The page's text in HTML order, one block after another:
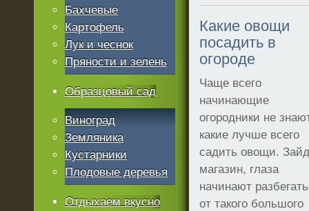
Какие овощи
посадить в
огороде
Чаще всего
начинающие
огородники не
какие лучше всего
садить овощи.
магазин, глаза
начинают
от такого большого
Бахчевые
Картофель
Лук и чеснок
Пряности и зелень
Образцовый сад
Виноград
Земляника
Кустарники
Плодовые деревья
Отдыхаем вкусно